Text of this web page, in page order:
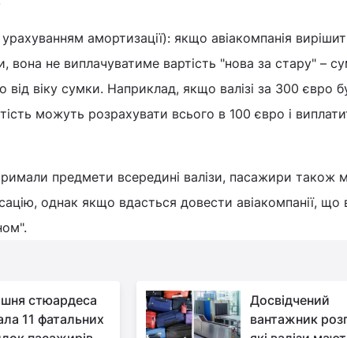
амортизації): якщо авіакомпанія
вона не виплачуватиме вартість "нова за стару" –
від віку сумки. Наприклад, якщо валізі за 300 євро
можуть розрахувати всього в 100 євро і
предмети всередині валізи, пасажири також
однак якщо вдасться довести авіакомпанії, що
стюардеса
11 фатальних
Досвідчений
вантажник